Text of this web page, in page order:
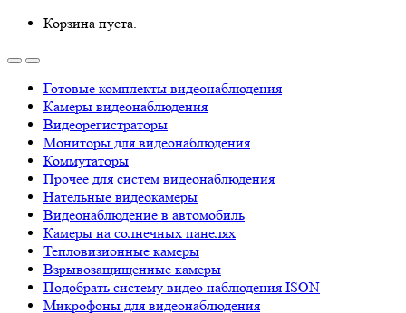
Корзина пуста.
Готовые комплекты видеонаблюдения
Камеры видеонаблюдения
Видеорегистраторы
Мониторы для видеонаблюдения
Коммутаторы
Прочее для систем видеонаблюдения
Нательные видеокамеры
Видеонаблюдение в автомобиль
Камеры на солнечных панелях
Тепловизионные камеры
Взрывозащищенные камеры
Подобрать систему видео наблюдения ISON
Микрофоны для видеонаблюдения